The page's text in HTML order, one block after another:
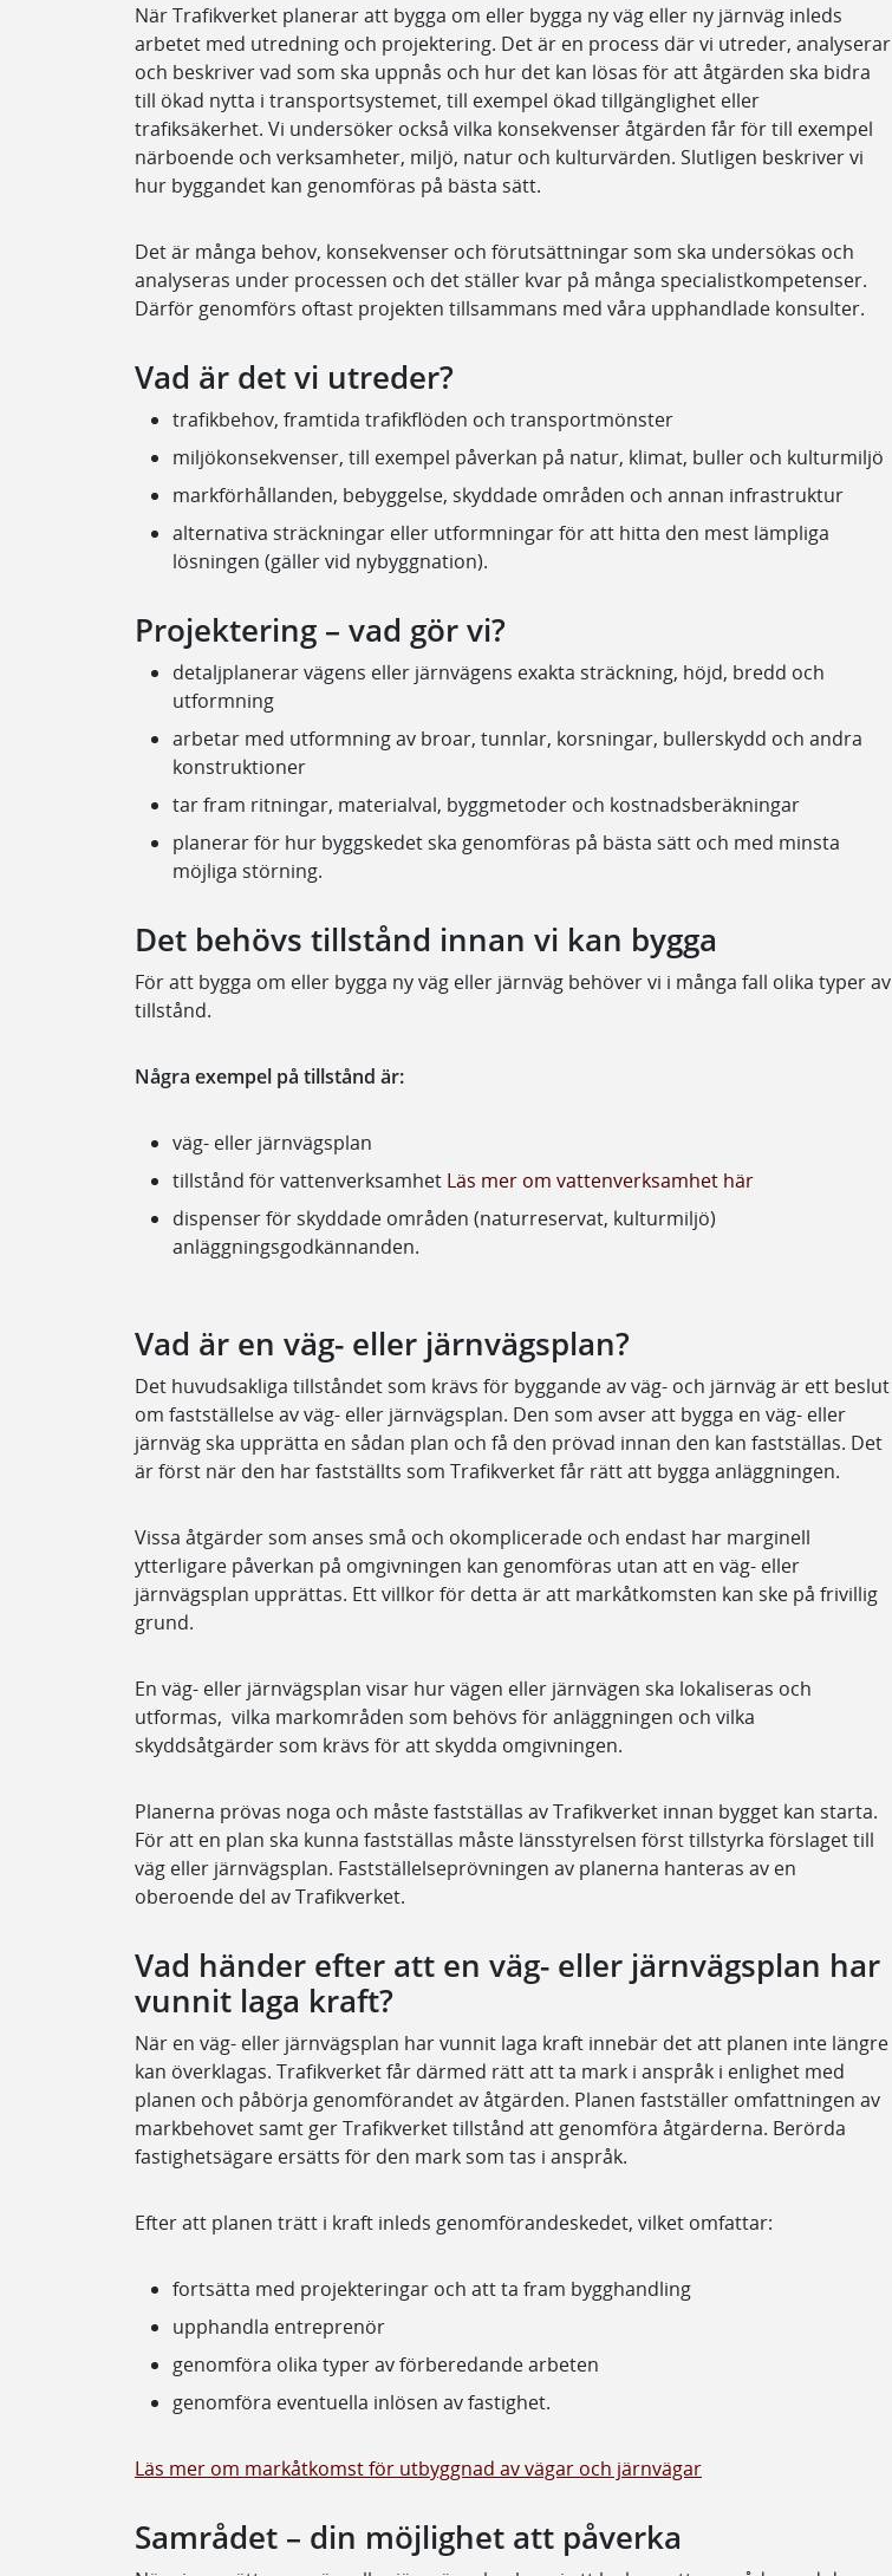
När Trafikverket planerar att bygga om eller bygga ny väg eller ny järnväg inleds
arbetet med utredning och projektering. Det är en process där vi utreder, analyserar
och beskriver vad som ska uppnås och hur det kan lösas för att åtgärden ska bidra
till ökad nytta i transportsystemet, till exempel ökad tillgänglighet eller
trafiksäkerhet. Vi undersöker också vilka konsekvenser åtgärden får för till exempel
närboende och verksamheter, miljö, natur och kulturvärden. Slutligen beskriver vi
hur byggandet kan genomföras på bästa sätt.
Det är många behov, konsekvenser och förutsättningar som ska undersökas och
analyseras under processen och det ställer kvar på många specialistkompetenser.
Därför genomförs oftast projekten tillsammans med våra upphandlade konsulter.
Vad är det vi utreder?
trafikbehov, framtida trafikflöden och transportmönster
miljökonsekvenser, till exempel påverkan på natur, klimat, buller och kulturmiljö
markförhållanden, bebyggelse, skyddade områden och annan infrastruktur
alternativa sträckningar eller utformningar för att hitta den mest lämpliga
lösningen (gäller vid nybyggnation).
Projektering – vad gör vi?
detaljplanerar vägens eller järnvägens exakta sträckning, höjd, bredd och
utformning
arbetar med utformning av broar, tunnlar, korsningar, bullerskydd och andra
konstruktioner
tar fram ritningar, materialval, byggmetoder och kostnadsberäkningar
planerar för hur byggskedet ska genomföras på bästa sätt och med minsta
möjliga störning.
Det behövs tillstånd innan vi kan bygga
För att bygga om eller bygga ny väg eller järnväg behöver vi i många fall olika typer av
tillstånd.
Några exempel på tillstånd är:
väg- eller järnvägsplan
tillstånd för vattenverksamhet Läs mer om vattenverksamhet här
dispenser för skyddade områden (naturreservat, kulturmiljö)
anläggningsgodkännanden.
Vad är en väg- eller järnvägsplan?
Det huvudsakliga tillståndet som krävs för byggande av väg- och järnväg är ett beslut
om fastställelse av väg- eller järnvägsplan. Den som avser att bygga en väg- eller
järnväg ska upprätta en sådan plan och få den prövad innan den kan fastställas. Det
är först när den har fastställts som Trafikverket får rätt att bygga anläggningen.
Vissa åtgärder som anses små och okomplicerade och endast har marginell
ytterligare påverkan på omgivningen kan genomföras utan att en väg- eller
järnvägsplan upprättas. Ett villkor för detta är att markåtkomsten kan ske på frivillig
grund.
En väg- eller järnvägsplan visar hur vägen eller järnvägen ska lokaliseras och
utformas, vilka markområden som behövs för anläggningen och vilka
skyddsåtgärder som krävs för att skydda omgivningen.
Planerna prövas noga och måste fastställas av Trafikverket innan bygget kan starta.
För att en plan ska kunna fastställas måste länsstyrelsen först tillstyrka förslaget till
väg eller järnvägsplan. Fastställelseprövningen av planerna hanteras av en
oberoende del av Trafikverket.
Vad händer efter att en väg- eller järnvägsplan har
vunnit laga kraft?
När en väg- eller järnvägsplan har vunnit laga kraft innebär det att planen inte längre
kan överklagas. Trafikverket får därmed rätt att ta mark i anspråk i enlighet med
planen och påbörja genomförandet av åtgärden. Planen fastställer omfattningen av
markbehovet samt ger Trafikverket tillstånd att genomföra åtgärderna. Berörda
fastighetsägare ersätts för den mark som tas i anspråk.
Efter att planen trätt i kraft inleds genomförandeskedet, vilket omfattar:
fortsätta med projekteringar och att ta fram bygghandling
upphandla entreprenör
genomföra olika typer av förberedande arbeten
genomföra eventuella inlösen av fastighet.
Läs mer om markåtkomst för utbyggnad av vägar och järnvägar
Samrådet – din möjlighet att påverka